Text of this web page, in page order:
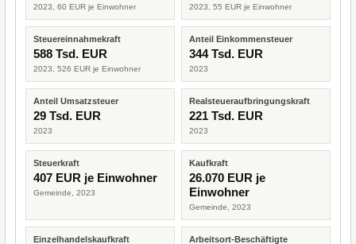
2023, 60 EUR je Einwohner 2023, 55 EUR je Einwohner
Steuereinnahmekraft
588 Tsd. EUR
2023, 526 EUR je Einwohner
Anteil Einkommensteuer
344 Tsd. EUR
2023
Anteil Umsatzsteuer
29 Tsd. EUR
2023
Realsteueraufbringungskraft
221 Tsd. EUR
2023
Steuerkraft
407 EUR je Einwohner
Gemeinde, 2023
Kaufkraft
26.070 EUR je
Einwohner
Gemeinde, 2023
Einzelhandelskaufkraft Arbeitsort-Beschäftigte